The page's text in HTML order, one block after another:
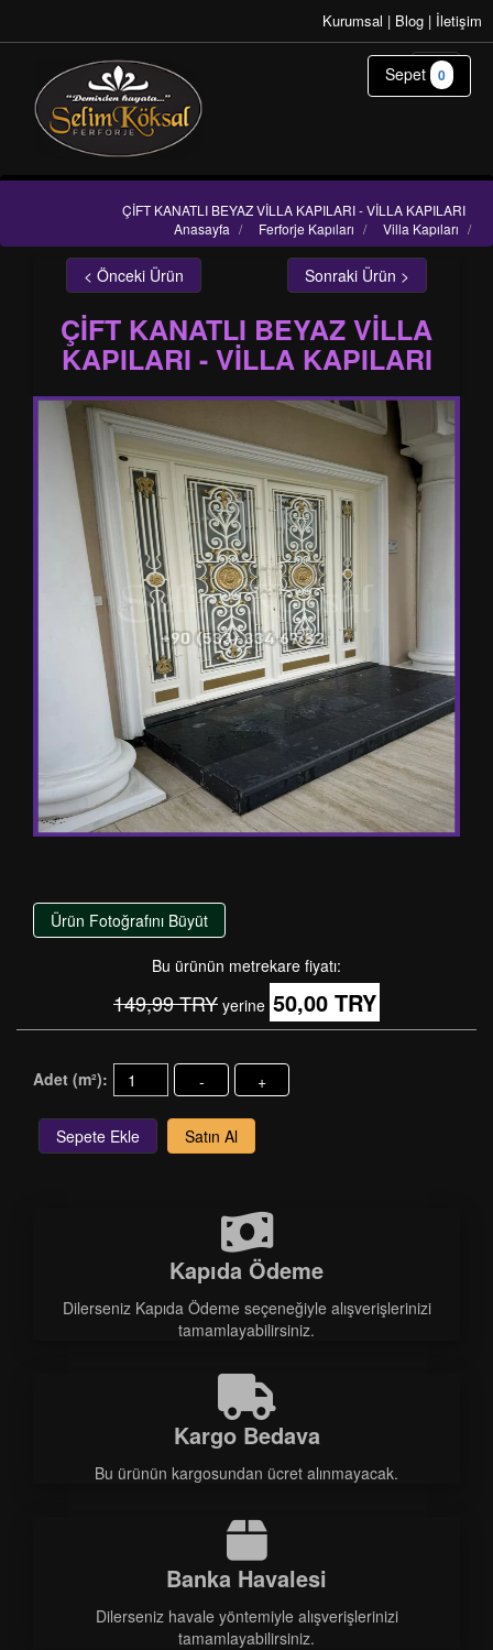
Kurumsal | Blog | İletişim
ÇİFT KANATLI BEYAZ VİLLA KAPILARI - VİLLA KAPILARI
Villa Kapıları /
Ferforje Kapıları /
Anasayfa /
< Önceki Ürün Sonraki Ürün >
ÇİFT KANATLI BEYAZ VİLLA
KAPILARI - VİLLA KAPILARI
Ürün Fotoğrafını Büyüt
Bu ürünün metrekare fiyatı:
149,99 TRY yerine 50,00 TRY
Adet (m²): - +
Sepete Ekle Satın Al
Kapıda Ödeme
Dilerseniz Kapıda Ödeme seçeneğiyle alışverişlerinizi
tamamlayabilirsiniz.
Kargo Bedava
Bu ürünün kargosundan ücret alınmayacak.
Banka Havalesi
Dilerseniz havale yöntemiyle alışverişlerinizi
tamamlayabilirsiniz.
Sepet 0